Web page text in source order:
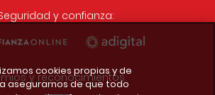
y confianza:
y reconocimientos:
cookies propias y de
asegurarnos de que todo